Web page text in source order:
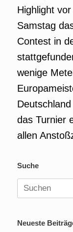
Highlight
Samstag
Contest in
wenige
das Turnier
allen
Suche
Suchen
nach:
Neueste